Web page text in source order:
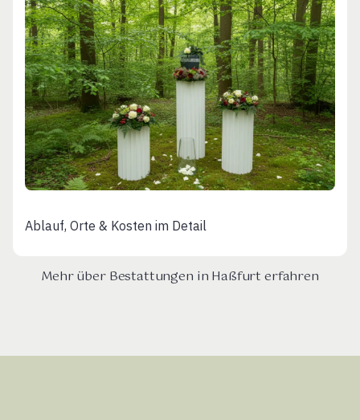
Ablauf, Orte & Kosten im Detail
Mehr über Bestattungen in Haßfurt erfahren